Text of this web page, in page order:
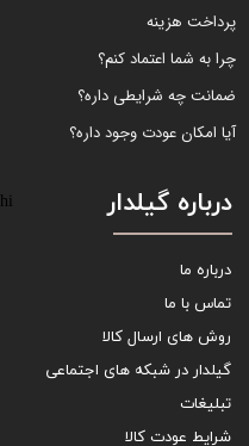
پرداخت هزینه
چرا به شما اعتماد کنم؟
ضمانت چه شرایطی داره؟
آیا امکان عودت وجود داره؟
درباره گیلدار
درباره ما
تماس با ما
روش های ارسال کالا
گیلدار در شبکه های اجتماعی
تبلیغات
شرایط عودت کالا